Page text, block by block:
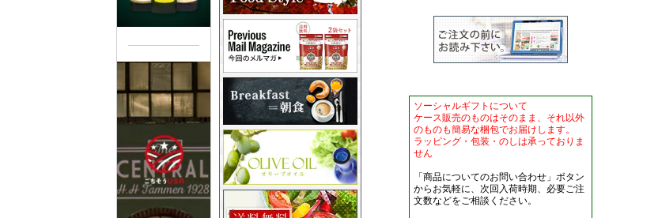
ソーシャルギフトについて
ケース販売のものはそのまま、それ以外
のものも簡易な梱包でお届けします。
ラッピング・包装・のしは承っておりま
せん
「商品についてのお問い合わせ」ボタン
からお気軽に、次回入荷時期、必要ご注
文数などをご相談ください。